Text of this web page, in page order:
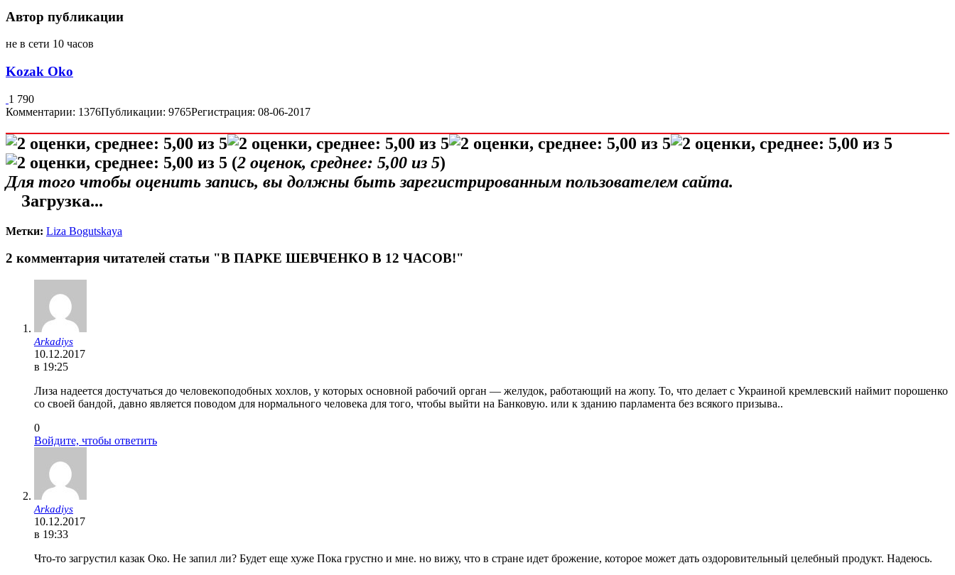
Автор публикации
не в сети 10 часов
Kozak Oko
1 790
Комментарии: 1376Публикации: 9765Регистрация: 08-06-2017
(2 оценок, среднее: 5,00 из 5)
Для того чтобы оценить запись, вы должны быть зарегистрированным пользователем сайта.
Загрузка...
Метки: Liza Bogutskaya
2 комментария читателей статьи "В ПАРКЕ ШЕВЧЕНКО В 12 ЧАСОВ!"
Arkadiys
10.12.2017
в 19:25
Лиза надеется достучаться до человекоподобных хохлов, у которых основной рабочий орган — желудок, работающий на жопу. То, что делает с Украиной кремлевский наймит порошенко
со своей бандой, давно является поводом для нормального человека для того, чтобы выйти на Банковую. или к зданию парламента без всякого призыва..
0
Войдите, чтобы ответить
Arkadiys
10.12.2017
в 19:33
Что-то загрустил казак Око. Не запил ли? Будет еще хуже Пока грустно и мне. но вижу, что в стране идет брожение, которое может дать оздоровительный целебный продукт. Надеюсь.